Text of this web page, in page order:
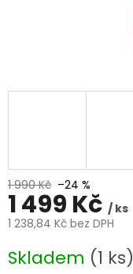
1 990 Kč –24 %
1 499 Kč / ks
1 238,84 Kč bez DPH
cena:
Skladem (1 ks)